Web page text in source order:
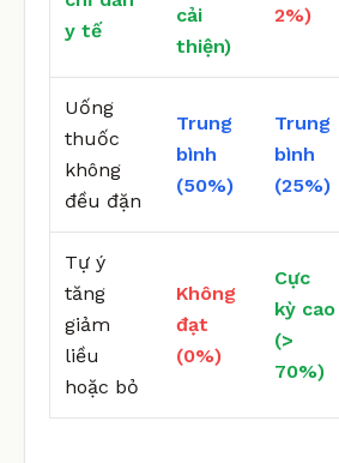
y tế
cải
thiện)
2%)
Uống
thuốc
không
đều đặn
Trung
bình
(50%)
Trung
bình
(25%)
Tự ý
tăng
giảm
liều
hoặc bỏ
Không
đạt
(0%)
Cực
kỳ cao
(>
70%)